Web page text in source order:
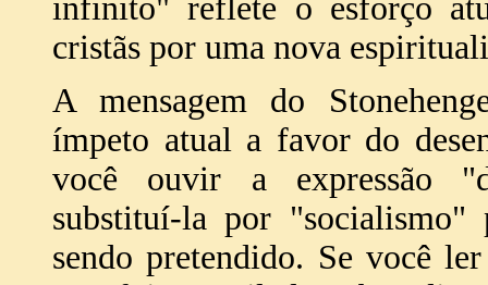
infinito" reflete o esforço
cristãs por uma nova
A mensagem do
ímpeto atual a favor do
você ouvir a expressão
substituí-la por "socialismo"
sendo pretendido. Se você